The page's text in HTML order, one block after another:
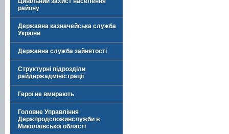
району
Державна казначейська служба
України
Державна служба зайнятості
Структурні підрозділи
райдержадміністрації
Герої не вмирають
Головне Управління
Держпродспоживслужби в
Миколаївської області